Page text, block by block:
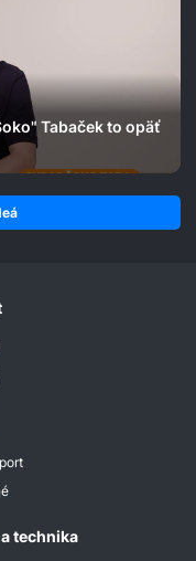
Tabaček to opäť
technika